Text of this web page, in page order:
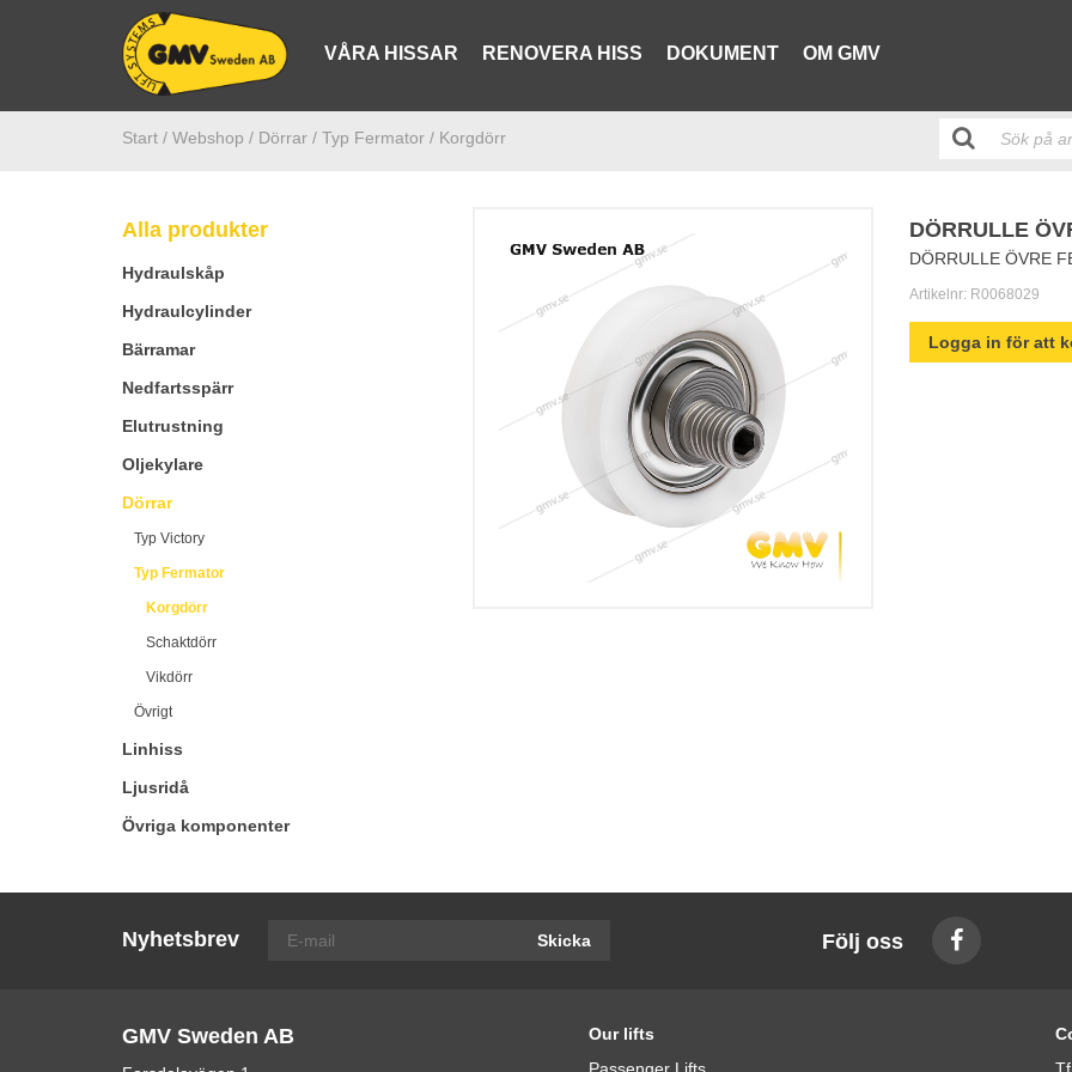
VÅRA HISSAR RENOVERA HISS DOKUMENT OM GMV
Start / Webshop / Dörrar / Typ Fermator / Korgdörr
Alla produkter
Hydraulskåp
Hydraulcylinder
Bärramar
Nedfartsspärr
Elutrustning
Oljekylare
Dörrar
Typ Victory
Typ Fermator
Korgdörr
Schaktdörr
Vikdörr
Övrigt
Linhiss
Ljusridå
Övriga komponenter
DÖRRULLE
DÖRRULLE ÖVRE
Artikelnr: R0068029
Logga in för att
Nyhetsbrev Skicka Följ oss
GMV Sweden AB
Our lifts